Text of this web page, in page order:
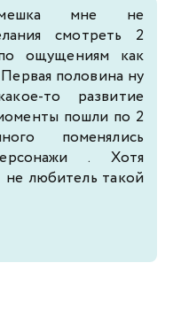
мне не
смотреть 2
ощущениям как
половина ну
то развитие
пошли по 2
поменялись
. Хотя
любитель такой